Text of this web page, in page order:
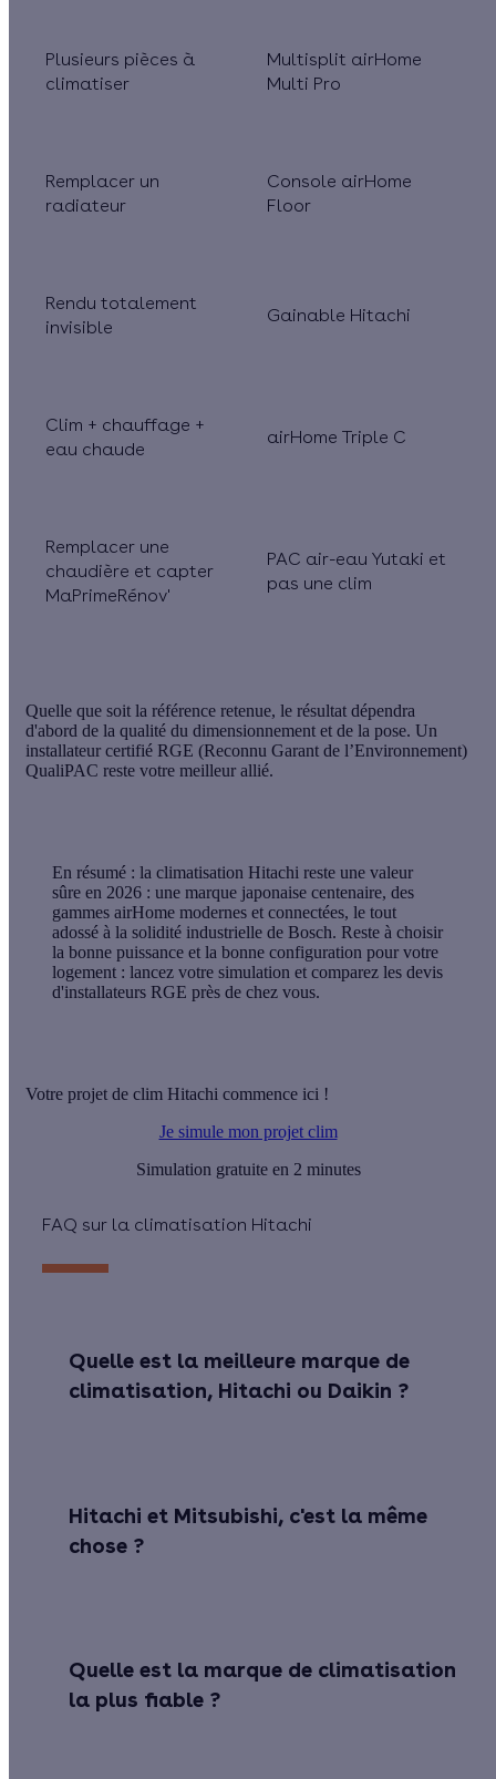
Plusieurs pièces à
climatiser
Multisplit airHome
Multi Pro
Remplacer un
radiateur
Console airHome
Floor
Rendu totalement
invisible
Gainable Hitachi
Clim + chauffage +
eau chaude
airHome Triple C
Remplacer une
chaudière et capter
MaPrimeRénov'
PAC air-eau Yutaki et
pas une clim
Quelle que soit la référence retenue, le résultat dépendra
d'abord de la qualité du dimensionnement et de la pose. Un
installateur certifié RGE (Reconnu Garant de l’Environnement)
QualiPAC reste votre meilleur allié.
En résumé : la climatisation Hitachi reste une valeur
sûre en 2026 : une marque japonaise centenaire, des
gammes airHome modernes et connectées, le tout
adossé à la solidité industrielle de Bosch. Reste à choisir
la bonne puissance et la bonne configuration pour votre
logement : lancez votre simulation et comparez les devis
d'installateurs RGE près de chez vous.
Votre projet de clim Hitachi commence ici !
Je simule mon projet clim
Simulation gratuite en 2 minutes
FAQ sur la climatisation Hitachi
Quelle est la meilleure marque de
climatisation, Hitachi ou Daikin ?
Hitachi et Mitsubishi, c'est la même
chose ?
Quelle est la marque de climatisation
la plus fiable ?